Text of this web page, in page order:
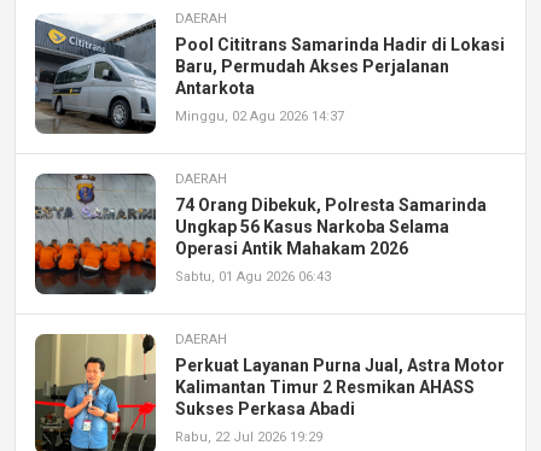
DAERAH
Pool Cititrans Samarinda Hadir di Lokasi
Baru, Permudah Akses Perjalanan
Antarkota
Minggu, 02 Agu 2026 14:37
DAERAH
74 Orang Dibekuk, Polresta Samarinda
Ungkap 56 Kasus Narkoba Selama
Operasi Antik Mahakam 2026
Sabtu, 01 Agu 2026 06:43
DAERAH
Perkuat Layanan Purna Jual, Astra Motor
Kalimantan Timur 2 Resmikan AHASS
Sukses Perkasa Abadi
Rabu, 22 Jul 2026 19:29